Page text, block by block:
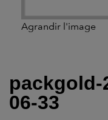
Agrandir l'image
packgold-
06-33